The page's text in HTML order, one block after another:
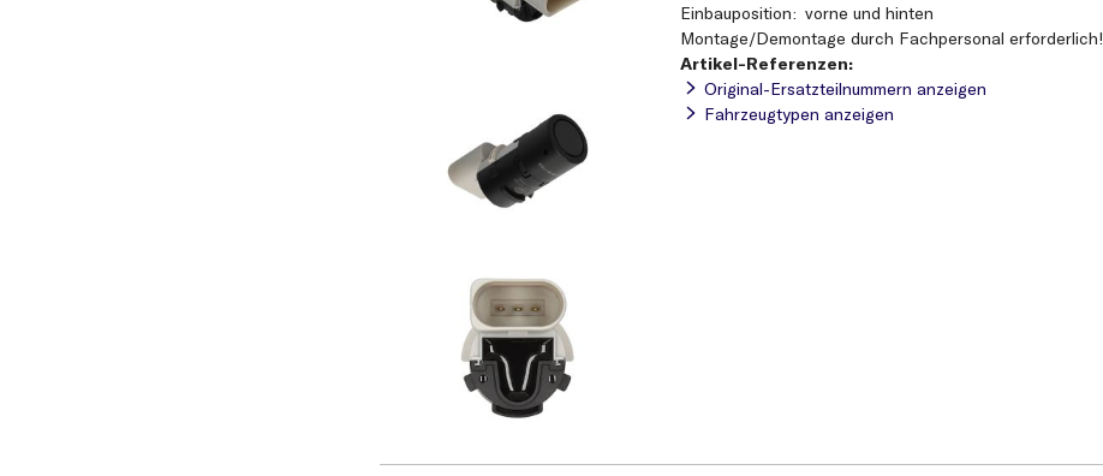
Einbauposition vorne und hinten
Montage/Demontage durch Fachpersonal erforderlich!
Artikel-Referenzen:
Original-Ersatzteilnummern anzeigen
Fahrzeugtypen anzeigen